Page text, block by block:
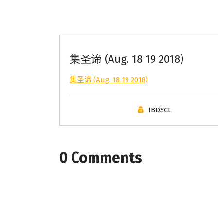
集圣谛 (Aug. 18 19 2018)
集圣谛 (Aug. 18 19 2018)
IBDSCL
0 Comments